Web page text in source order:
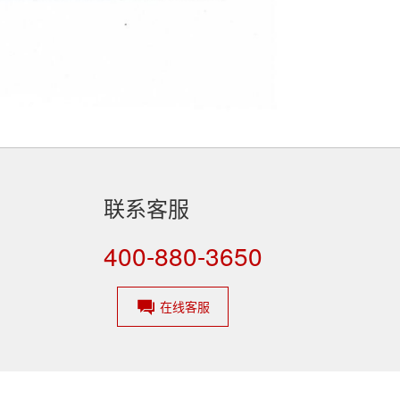
联系客服
400-880-3650
在线客服